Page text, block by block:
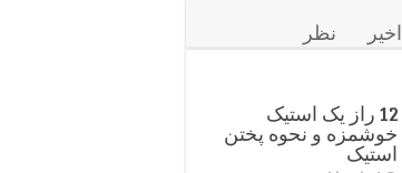
اخیر
نظر
12 راز یک استیک
خوشمزه و نحوه پختن
استیک